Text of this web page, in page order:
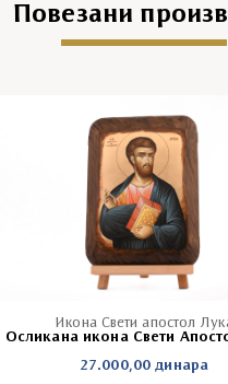
Повезани
Икона Свети апостол
Осликана икона Свети
27.000,00 динара